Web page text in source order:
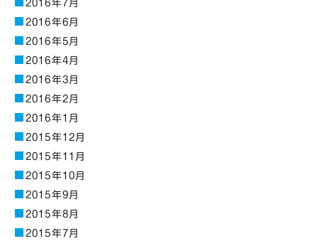
2016年7月
2016年6月
2016年5月
2016年4月
2016年3月
2016年2月
2016年1月
2015年12月
2015年11月
2015年10月
2015年9月
2015年8月
2015年7月